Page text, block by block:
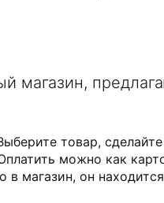
магазин,
товар,
можно как
магазин, он